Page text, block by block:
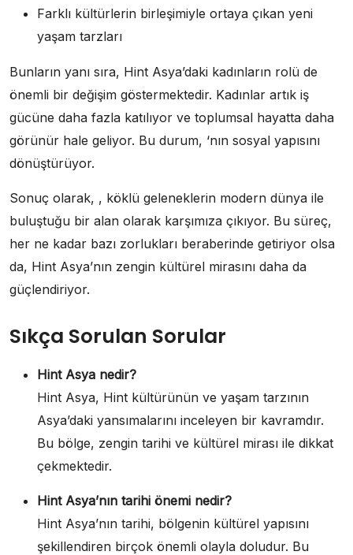
Farklı kültürlerin birleşimiyle ortaya çıkan yeni
yaşam tarzları
Bunların yanı sıra, Hint Asya’daki kadınların rolü de
önemli bir değişim göstermektedir. Kadınlar artık iş
gücüne daha fazla katılıyor ve toplumsal hayatta daha
görünür hale geliyor. Bu durum, ‘nın sosyal yapısını
dönüştürüyor.
Sonuç olarak, , köklü geleneklerin modern dünya ile
buluştuğu bir alan olarak karşımıza çıkıyor. Bu süreç,
her ne kadar bazı zorlukları beraberinde getiriyor olsa
da, Hint Asya’nın zengin kültürel mirasını daha da
güçlendiriyor.
Sıkça Sorulan Sorular
Hint Asya nedir?
Hint Asya, Hint kültürünün ve yaşam tarzının
Asya’daki yansımalarını inceleyen bir kavramdır.
Bu bölge, zengin tarihi ve kültürel mirası ile dikkat
çekmektedir.
Hint Asya’nın tarihi önemi nedir?
Hint Asya’nın tarihi, bölgenin kültürel yapısını
şekillendiren birçok önemli olayla doludur. Bu